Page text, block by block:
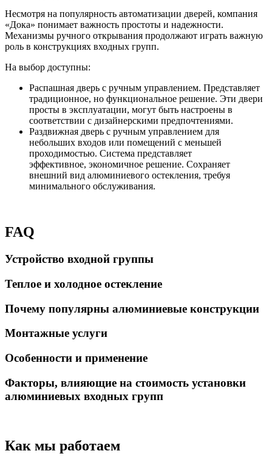
Несмотря на популярность автоматизации дверей, компания
«Дока» понимает важность простоты и надежности.
Механизмы ручного открывания продолжают играть важную
роль в конструкциях входных групп.
На выбор доступны:
Распашная дверь с ручным управлением. Представляет
традиционное, но функциональное решение. Эти двери
просты в эксплуатации, могут быть настроены в
соответствии с дизайнерскими предпочтениями.
Раздвижная дверь с ручным управлением для
небольших входов или помещений с меньшей
проходимостью. Система представляет
эффективное, экономичное решение. Сохраняет
внешний вид алюминиевого остекления, требуя
минимального обслуживания.
FAQ
Устройство входной группы
Теплое и холодное остекление
Почему популярны алюминиевые конструкции
Монтажные услуги
Особенности и применение
Факторы, влияющие на стоимость установки
алюминиевых входных групп
Как мы работаем